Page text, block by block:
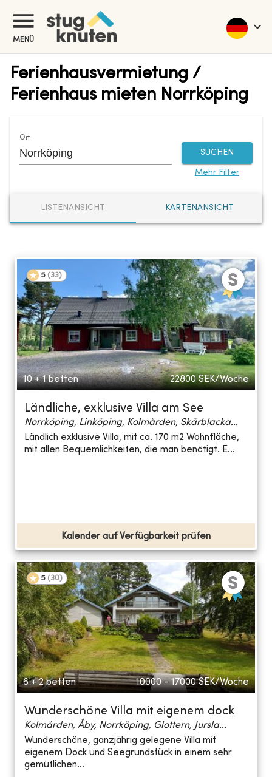
MENÜ
Ferienhausvermietung /
Ferienhaus mieten Norrköping
Ort
SUCHEN
Mehr Filter
LISTENANSICHT KARTENANSICHT
5 (33)
10 + 1 betten 22800 SEK/Woche
Ländliche, exklusive Villa am See
Norrköping, Linköping, Kolmården, Skärblacka...
Ländlich exklusive Villa, mit ca. 170 m2 Wohnfläche,
mit allen Bequemlichkeiten, die man benötigt. E...
Kalender auf Verfügbarkeit prüfen
5 (30)
6 + 2 betten 10000 - 17000 SEK/Woche
Wunderschöne Villa mit eigenem dock
Kolmården, Åby, Norrköping, Glottern, Jursla...
Wunderschöne, ganzjährig gelegene Villa mit
eigenem Dock und Seegrundstück in einem sehr
gemütlichen...